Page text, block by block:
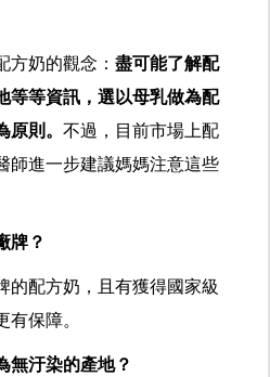
方奶的觀念：盡可能了解配
等等資訊，選以母乳做為配
原則。不過，目前市場上配
師進一步建議媽媽注意這些
牌？
的配方奶，且有獲得國家級
有保障。
無汙染的產地？